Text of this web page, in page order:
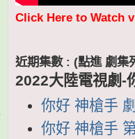
Click Here to Watch
近期集數 : (點進 劇集
2022大陸電視劇-
你好 神槍手
你好 神槍手